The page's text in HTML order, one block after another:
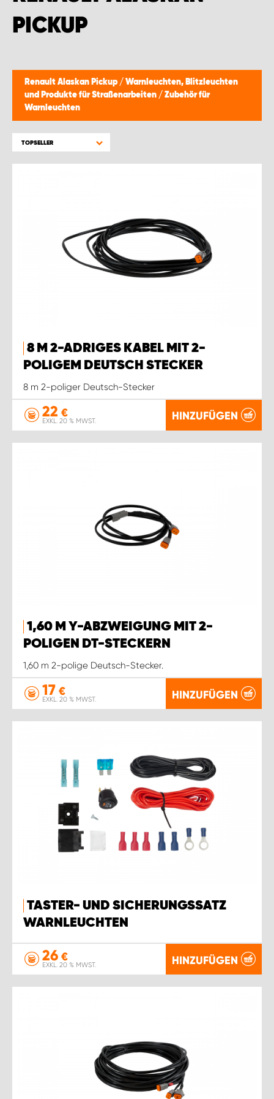
PICKUP
Renault Alaskan Pickup / Warnleuchten, Blitzleuchten
und Produkte für Straßenarbeiten / Zubehör für
Warnleuchten
TOPSELLER
8 M 2-ADRIGES KABEL MIT 2-
POLIGEM DEUTSCH STECKER
8 m 2-poliger Deutsch-Stecker
22 €
EXKL. 20 % MWST. HINZUFÜGEN
1,60 M Y-ABZWEIGUNG MIT 2-
POLIGEN DT-STECKERN
1,60 m 2-polige Deutsch-Stecker.
17 €
EXKL. 20 % MWST. HINZUFÜGEN
TASTER- UND SICHERUNGSSATZ
WARNLEUCHTEN
26 €
EXKL. 20 % MWST. HINZUFÜGEN
MONTAGEPARTNER WIEN 1230